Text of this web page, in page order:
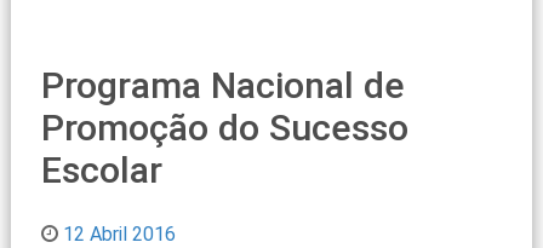
Programa Nacional de
Promoção do Sucesso
Escolar
12 Abril 2016